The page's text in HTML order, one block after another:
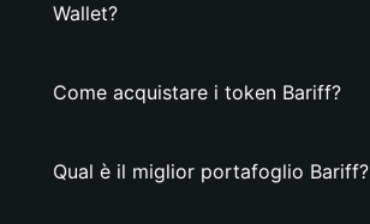
Wallet?
Come acquistare i token Bariff?
Qual è il miglior portafoglio Bariff?